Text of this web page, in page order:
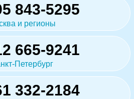
843-5295
и регионы
665-9241
Петербург
332-2184